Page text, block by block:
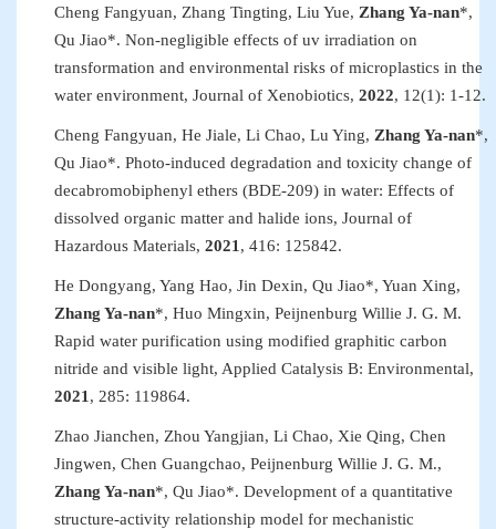
Cheng Fangyuan, Zhang Tingting, Liu Yue, Zhang Ya-nan*,
Qu Jiao*. Non-negligible effects of uv irradiation on
transformation and environmental risks of microplastics in the
water environment, Journal of Xenobiotics, 2022, 12(1): 1-12.
Cheng Fangyuan, He Jiale, Li Chao, Lu Ying, Zhang Ya-nan*,
Qu Jiao*. Photo-induced degradation and toxicity change of
decabromobiphenyl ethers (BDE-209) in water: Effects of
dissolved organic matter and halide ions, Journal of
Hazardous Materials, 2021 , 416: 125842.
He Dongyang, Yang Hao, Jin Dexin, Qu Jiao*, Yuan Xing,
Zhang Ya-nan*, Huo Mingxin, Peijnenburg Willie J. G. M.
Rapid water purification using modified graphitic carbon
nitride and visible light, Applied Catalysis B: Environmental,
2021 , 285: 119864.
Zhao Jianchen, Zhou Yangjian, Li Chao, Xie Qing, Chen
Jingwen, Chen Guangchao, Peijnenburg Willie J. G. M.,
Zhang Ya-nan*, Qu Jiao*. Development of a quantitative
structure-activity relationship model for mechanistic